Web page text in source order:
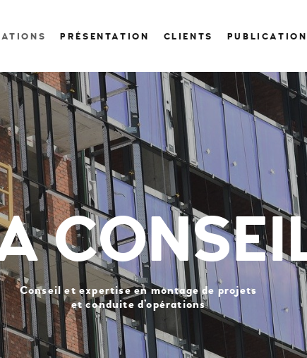
PRÉSENTATION CLIENTS PUBLICATION
Conseil et expertise en montage de projets
et conduite d’opérations